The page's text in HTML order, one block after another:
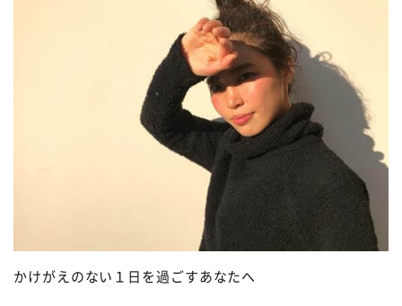
かけがえのない１日を過ごすあなたへ